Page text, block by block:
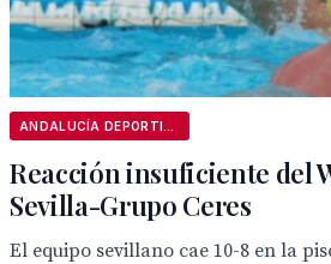
Reacción insuficiente del
Sevilla-Grupo Ceres
El equipo sevillano cae 10-8 en la